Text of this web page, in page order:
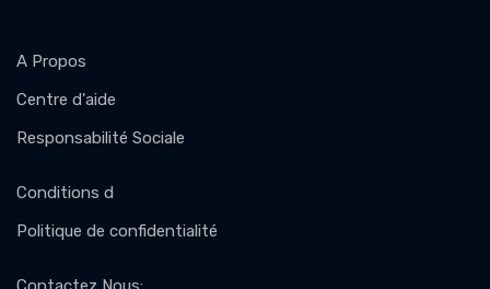
A Propos
Centre d'aide
Responsabilité Sociale
Conditions d
Politique de confidentialité